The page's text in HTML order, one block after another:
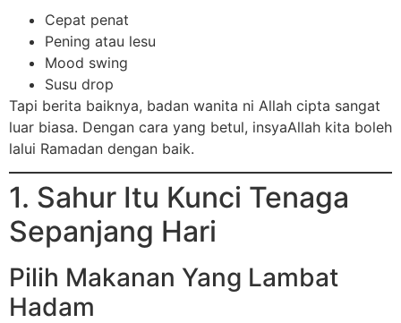
Cepat penat
Pening atau lesu
Mood swing
Susu drop
Tapi berita baiknya, badan wanita ni Allah cipta sangat
luar biasa. Dengan cara yang betul, insyaAllah kita boleh
lalui Ramadan dengan baik.
1. Sahur Itu Kunci Tenaga
Sepanjang Hari
Pilih Makanan Yang Lambat
Hadam